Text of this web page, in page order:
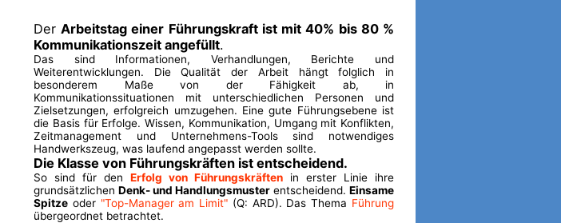
DerArbeitstag einer Führungskraft ist mit 40% bis 80 %
Kommunikationszeit angefüllt.
Das sind Informationen, Verhandlungen, Berichte und
Weiterentwicklungen. Die Qualität der Arbeit hängt folglich in
besonderem Maße von der Fähigkeit ab, in
Kommunikationssituationen mit unterschiedlichen Personen und
Zielsetzungen, erfolgreich umzugehen. Eine gute Führungsebene ist
die Basis für Erfolge. Wissen, Kommunikation, Umgang mit Konflikten,
Zeitmanagement und Unternehmens-Tools sind notwendiges
Handwerkszeug, was laufend angepasst werden sollte.
Die Klasse von Führungskräften ist entscheidend.
So sind für den Erfolg von Führungskräften in erster Linie ihre
grundsätzlichen Denk- und Handlungsmuster entscheidend. Einsame
Spitze oder "Top-Manager am Limit" (Q: ARD). Das Thema Führung
übergeordnet betrachtet.